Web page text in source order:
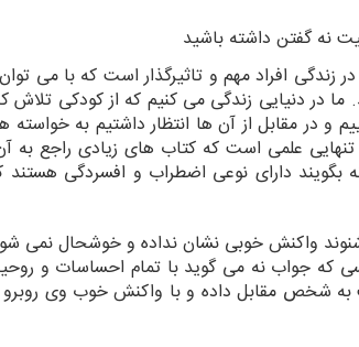
نه گفتن داشته باشید
در زندگی افراد مهم و تاثیرگذار است که با می
ما در دنیایی زندگی می کنیم که از کودکی تلاش
و در مقابل از آن ها انتظار داشتیم به
علمی است که کتاب های زیادی راجع به
بگویند دارای نوعی اضطراب و افسردگی هستند
شنوند واکنش خوبی نشان نداده و خوشحال نمی
کسی که جواب نه می گوید با تمام احساسات و
شخص مقابل داده و با واکنش خوب وی روبرو